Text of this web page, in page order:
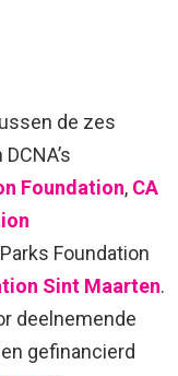
de zes
Foundation, CA
Foundation
Sint Maarten.
deelnemende
gefinancierd